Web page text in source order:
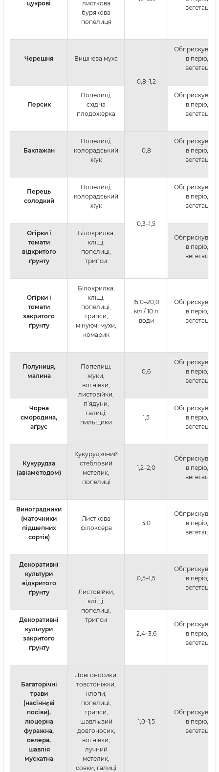
цукрові
листкова
бурякова
попелиця
вегетації
Черешня Вишнева муха
0,8–1,2
в період
вегетації
Персик
Попелиці,
східна
плодожерка
в період
вегетації
Баклажан
Попелиці,
колорадський
жук
0,8
в період
вегетації
Перець
солодкий
Попелиці,
колорадський
жук
0,3–1,5
в період
вегетації
Огірки і
томати
відкритого
ґрунту
Білокрилка,
кліщі,
попелиці,
трипси
в період
вегетації
Огірки і
томати
закритого
ґрунту
Білокрилка,
кліщі,
попелиці,
трипси,
мінуючі мухи,
комарик
15,0–20,0
мл / 10 л
води
в період
вегетації
Полуниця,
малина
Попелиці,
жуки,
вогнівки,
листовійки,
п’ядуни,
галиці,
пильщики
0,6
в період
вегетації
Чорна
смородина,
аґрус
1,5
в період
вегетації
Кукурудза
(авіаметодом)
Кукурудзяний
стебловий
метелик,
попелиці
1,2–2,0
в період
вегетації
Виноградники
(маточники
підщепних
сортів)
Листкова
філоксера
3,0
в період
вегетації
Декоративні
культури
відкритого
ґрунту
Листовійки,
кліщі,
попелиці,
трипси
0,5–1,5
в період
вегетації
Декоративні
культури
закритого
ґрунту
2,4–3,6
в період
вегетації
Багаторічні
трави
(насіннєві
посіви),
люцерна
фуражна,
селера,
шавлія
мускатна
Довгоносики,
товстоніжки,
клопи,
попелиці,
трипси,
шавлієвий
довгоносик,
вогнівки,
лучний
метелик,
совки, галиці
1,0–1,5
в період
вегетації